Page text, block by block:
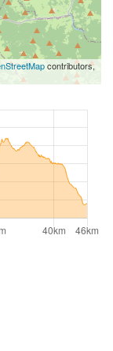
contributors,